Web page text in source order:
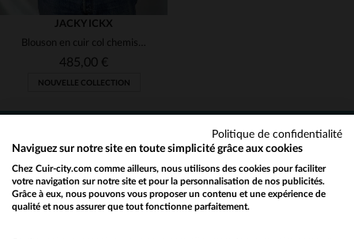
TAILLES DISPONIBLES
S M L XL 2XL
JACKY ICKX
Blouson en cuir col chemise Jacky Ickx bleu marine
485,00 €
NOUVELLE COLLECTION
NEWSLETTER
Recevez par mail nos promos
et bons plans !
Would you like to be redirected to our English site?
Politique de confidentialité
Naviguez sur notre site en toute simplicité grâce aux cookies
Chez Cuir-city.com comme ailleurs, nous utilisons des cookies pour faciliter
votre navigation sur notre site et pour la personnalisation de nos publicités.
Grâce à eux, nous pouvons vous proposer un contenu et une expérience de
qualité et nous assurer que tout fonctionne parfaitement.